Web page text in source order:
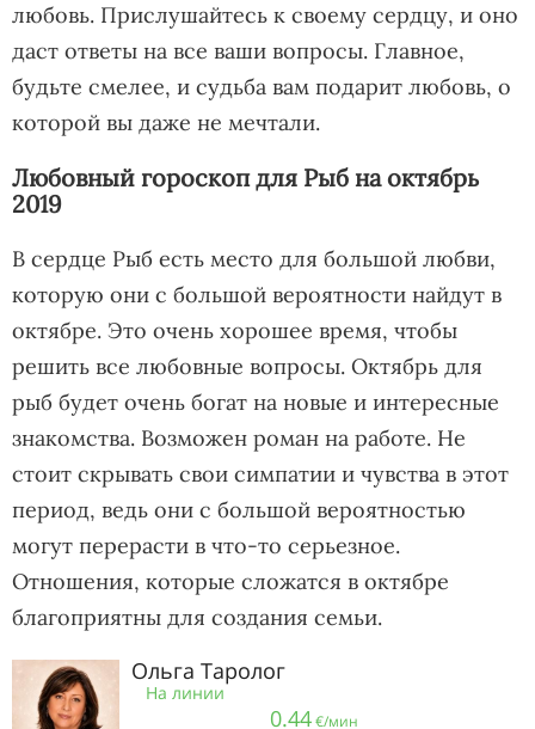
любовь. Прислушайтесь к своему сердцу, и оно
даст ответы на все ваши вопросы. Главное,
будьте смелее, и судьба вам подарит любовь, о
которой вы даже не мечтали.
Любовный гороскоп для Рыб на октябрь
2019
В сердце Рыб есть место для большой любви,
которую они с большой вероятности найдут в
октябре. Это очень хорошее время, чтобы
решить все любовные вопросы. Октябрь для
рыб будет очень богат на новые и интересные
знакомства. Возможен роман на работе. Не
стоит скрывать свои симпатии и чувства в этот
период, ведь они с большой вероятностью
могут перерасти в что-то серьезное.
Отношения, которые сложатся в октябре
благоприятны для создания семьи.